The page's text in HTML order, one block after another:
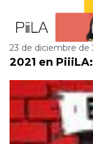
23 de diciembre de
2021 en